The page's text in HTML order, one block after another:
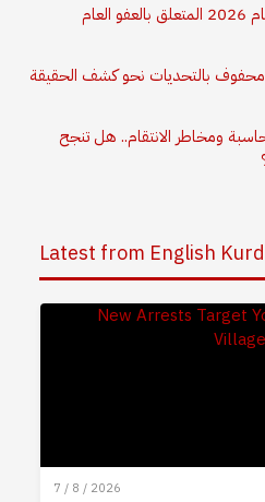
محفوف بالتحديات نحو كشف الحقيقة
ومخاطر الانتقام.. هل تنجح
Latest from English
7 / 8 / 2026